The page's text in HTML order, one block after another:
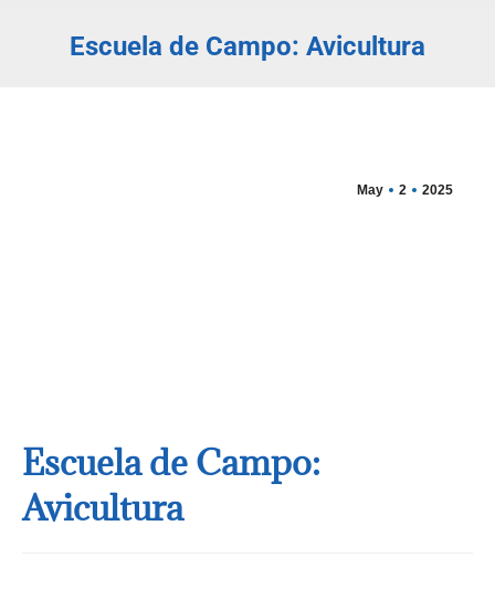
Escuela de Campo: Avicultura
May 2 2025
Escuela de Campo:
Avicultura